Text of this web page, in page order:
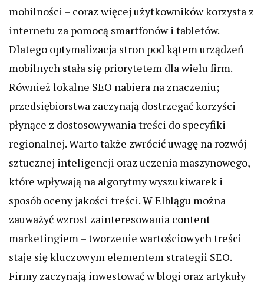
mobilności – coraz więcej użytkowników korzysta z
internetu za pomocą smartfonów i tabletów.
Dlatego optymalizacja stron pod kątem urządzeń
mobilnych stała się priorytetem dla wielu firm.
Również lokalne SEO nabiera na znaczeniu;
przedsiębiorstwa zaczynają dostrzegać korzyści
płynące z dostosowywania treści do specyfiki
regionalnej. Warto także zwrócić uwagę na rozwój
sztucznej inteligencji oraz uczenia maszynowego,
które wpływają na algorytmy wyszukiwarek i
sposób oceny jakości treści. W Elblągu można
zauważyć wzrost zainteresowania content
marketingiem – tworzenie wartościowych treści
staje się kluczowym elementem strategii SEO.
Firmy zaczynają inwestować w blogi oraz artykuły